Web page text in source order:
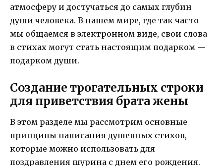
атмосферу и достучаться до самых глубин
души человека. В нашем мире, где так часто
мы общаемся в электронном виде, свои слова
в стихах могут стать настоящим подарком —
подарком души.
Создание трогательных строки
для приветствия брата жены
В этом разделе мы рассмотрим основные
принципы написания душевных стихов,
которые можно использовать для
поздравления шурина с днем его рождения.